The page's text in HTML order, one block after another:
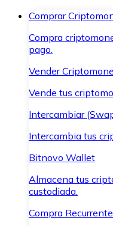
Comprar
Compra
pago.
Vender
Vende tus
Intercambiar
Intercambia tus
Bitnovo Wallet
Almacena tus
custodiada.
Compra